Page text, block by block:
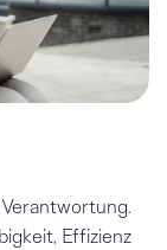
Effizienz